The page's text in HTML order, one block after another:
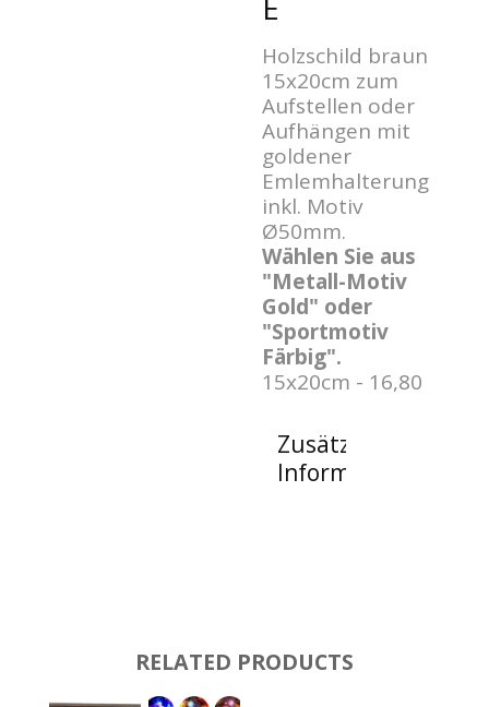
Holzschild braun
15x20cm zum
Aufstellen oder
Aufhängen mit
goldener
Emlemhalterung
inkl. Motiv
Ø50mm.
Wählen Sie aus
"Metall-Motiv
Gold" oder
"Sportmotiv
Färbig".
15x20cm - 16,80
Zusätzliche
Informationen
RELATED PRODUCTS